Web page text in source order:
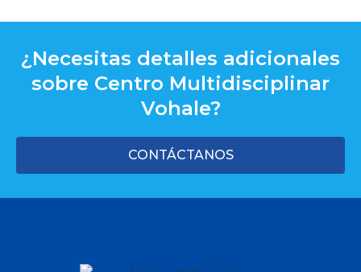
¿Necesitas detalles adicionales
sobre Centro Multidisciplinar
Vohale?
CONTÁCTANOS